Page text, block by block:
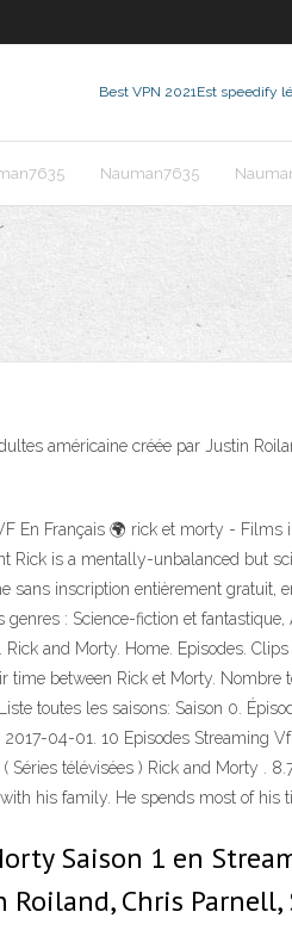
Best VPN 2021Est speedify
Nauman7635
américaine créée par Justin
En Français 🌍 rick et morty -
Rick is a mentally-unbalanced but
sans inscription entièrement
: Science-fiction et
and Morty. Home. Episodes.
between Rick et Morty. Nombre
toutes les saisons: Saison 0.
2017-04-01. 10 Episodes
télévisées ) Rick and Morty .
his family. He spends most of his
Saison 1 en
Chris Parnell,